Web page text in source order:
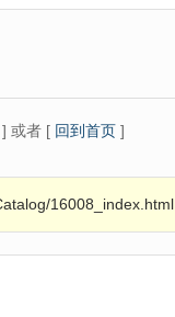
] 或者 [ 回到首页 ]
16008_index.html